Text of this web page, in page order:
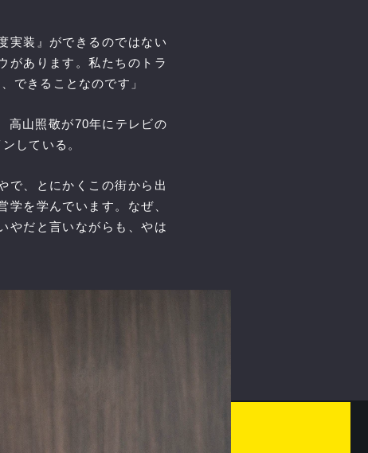
実装』ができるのではない
があります。私たちのトラ
できることなのです」
高山照敬が70年にテレビの
している。
で、とにかくこの街から出
を学んでいます。なぜ、
やだと言いながらも、やは